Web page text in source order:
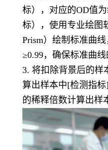
标），对应的OD值
标），使用专业绘图
Prism）绘制标准曲
≥0.99，确保标准曲线
3. 将扣除背景后的样
算出样本中[检测指
的稀释倍数计算出样